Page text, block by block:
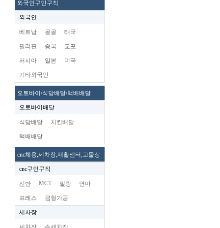
외국인구인구직
외국인
베트남 몽골 태국
필리핀 중국 교포
러시아 일본 미국
기타외국인
오토바이/식당배달/택배배달
오토바이배달
식당배달 치킨배달
택배배달
cnc체용,세차장,재활센터,고물상
cnc구인구직
선반 MCT 밀링 연마
프레스 금형가공
세차장